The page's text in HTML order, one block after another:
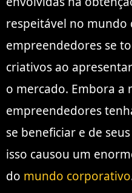
respeitável no mundo
empreendedores se
criativos ao
o mercado. Embora a
empreendedores
se beneficiar e de
isso causou um
do mundo corporativo